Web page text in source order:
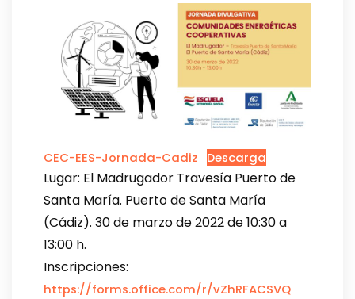
CEC-EES-Jornada-Cadiz Descarga
Lugar: El Madrugador Travesía Puerto de
Santa María. Puerto de Santa María
(Cádiz). 30 de marzo de 2022 de 10:30 a
13:00 h.
Inscripciones:
https://forms.office.com/r/vZhRFACSVQ